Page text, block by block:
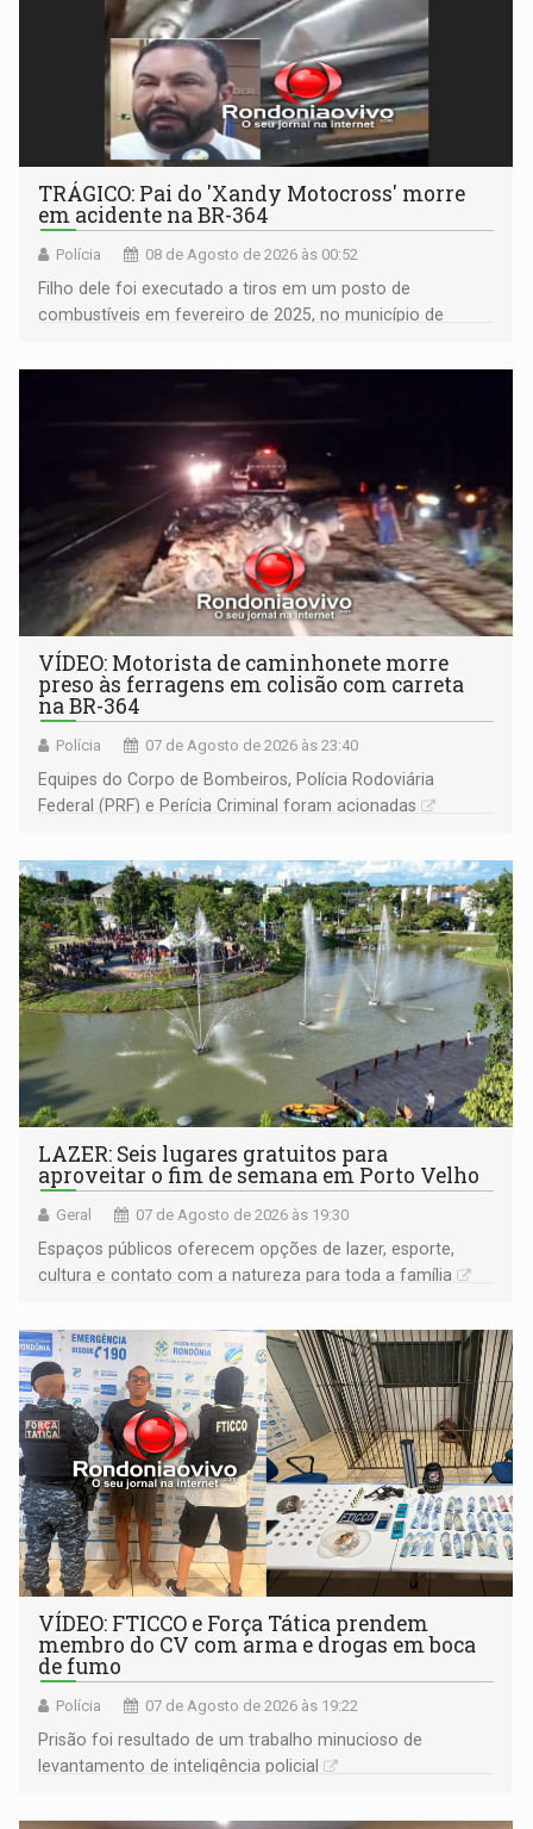
TRÁGICO: Pai do 'Xandy Motocross' morre
em acidente na BR-364
Polícia 08 de Agosto de 2026 às 00:52
Filho dele foi executado a tiros em um posto de
combustíveis em fevereiro de 2025, no município de
VÍDEO: Motorista de caminhonete morre
preso às ferragens em colisão com carreta
na BR-364
Polícia 07 de Agosto de 2026 às 23:40
Equipes do Corpo de Bombeiros, Polícia Rodoviária
Federal (PRF) e Perícia Criminal foram acionadas
LAZER: Seis lugares gratuitos para
aproveitar o fim de semana em Porto Velho
Geral 07 de Agosto de 2026 às 19:30
Espaços públicos oferecem opções de lazer, esporte,
cultura e contato com a natureza para toda a família
VÍDEO: FTICCO e Força Tática prendem
membro do CV com arma e drogas em boca
de fumo
Polícia 07 de Agosto de 2026 às 19:22
Prisão foi resultado de um trabalho minucioso de
levantamento de inteligência policial